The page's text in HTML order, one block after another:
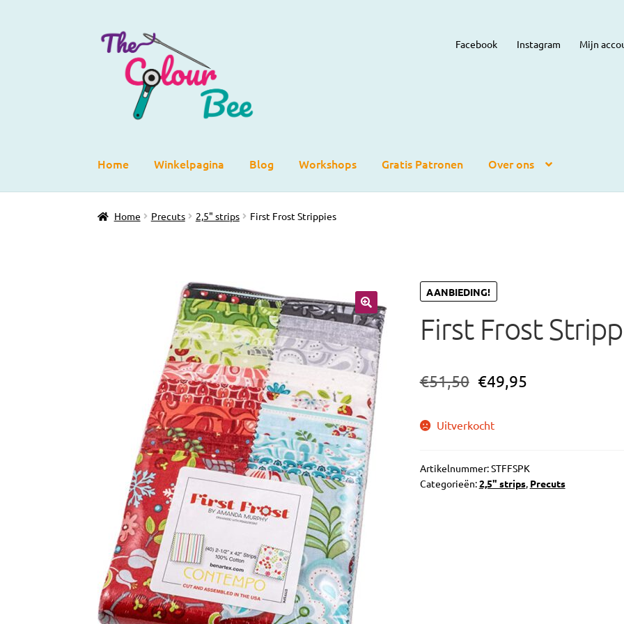
Ga
door
navigatie
Ga
direct
Facebook Instagram Mijn
Home Winkelpagina Blog Workshops Gratis Patronen Over ons
Home Precuts 2,5" strips First Frost Strippies
AANBIEDING!
🔍 First Frost
€51,50 €49,95
Uitverkocht
Artikelnummer:STFFSPK
Categorieën:2,5" strips, Precuts